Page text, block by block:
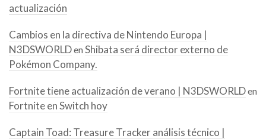
actualización
Cambios en la directiva de Nintendo Europa |
N3DSWORLDen Shibata será director externo de
Pokémon Company.
Fortnite tiene actualización de verano | N3DSWORLDen
Fortnite en Switch hoy
Captain Toad: Treasure Tracker análisis técnico |